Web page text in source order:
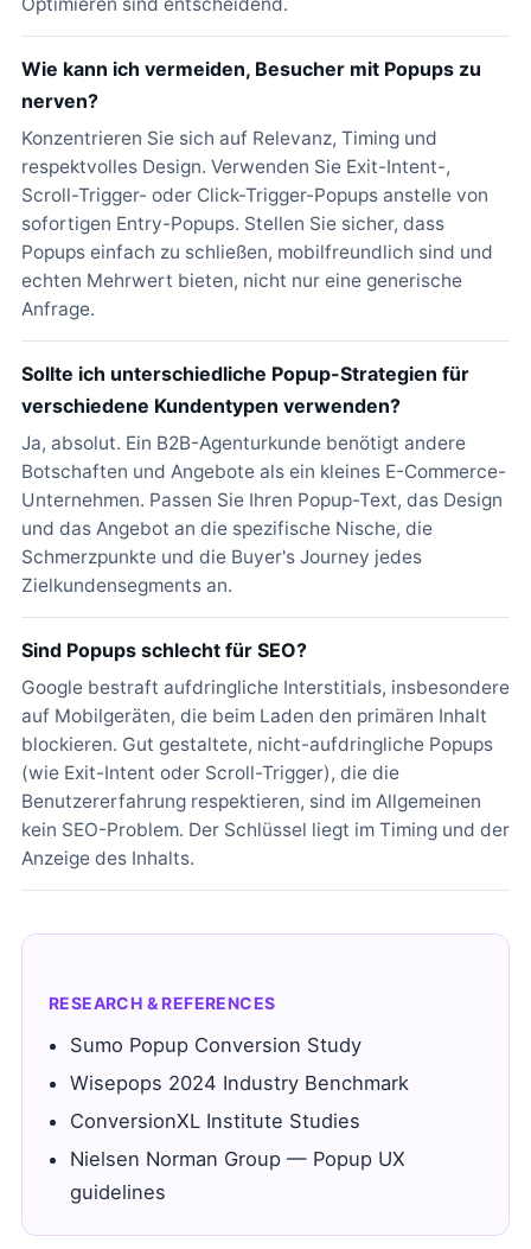
Wie kann ich vermeiden, Besucher mit Popups zu
nerven?
Konzentrieren Sie sich auf Relevanz, Timing und
respektvolles Design. Verwenden Sie Exit-Intent-,
Scroll-Trigger- oder Click-Trigger-Popups anstelle von
sofortigen Entry-Popups. Stellen Sie sicher, dass
Popups einfach zu schließen, mobilfreundlich sind und
echten Mehrwert bieten, nicht nur eine generische
Anfrage.
Sollte ich unterschiedliche Popup-Strategien für
verschiedene Kundentypen verwenden?
Ja, absolut. Ein B2B-Agenturkunde benötigt andere
Botschaften und Angebote als ein kleines E-Commerce-
Unternehmen. Passen Sie Ihren Popup-Text, das Design
und das Angebot an die spezifische Nische, die
Schmerzpunkte und die Buyer's Journey jedes
Zielkundensegments an.
Sind Popups schlecht für SEO?
Google bestraft aufdringliche Interstitials, insbesondere
auf Mobilgeräten, die beim Laden den primären Inhalt
blockieren. Gut gestaltete, nicht-aufdringliche Popups
(wie Exit-Intent oder Scroll-Trigger), die die
Benutzererfahrung respektieren, sind im Allgemeinen
kein SEO-Problem. Der Schlüssel liegt im Timing und der
Anzeige des Inhalts.
RESEARCH & REFERENCES
Sumo Popup Conversion Study
Wisepops 2024 Industry Benchmark
ConversionXL Institute Studies
Nielsen Norman Group — Popup UX
guidelines